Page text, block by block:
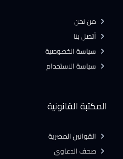
المكتبة القانونية
القوانين المصرية
صحف الدعاوى
من نحن
أتصل بنا
سياسة الخصوصية
سياسة الاستخدام